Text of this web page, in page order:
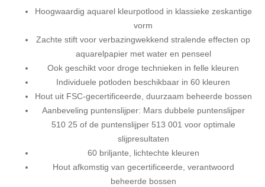
Hoogwaardig aquarel kleurpotlood in klassieke zeskantige
vorm
Zachte stift voor verbazingwekkend stralende effecten op
aquarelpapier met water en penseel
Ook geschikt voor droge technieken in felle kleuren
Individuele potloden beschikbaar in 60 kleuren
Hout uit FSC-gecertificeerde, duurzaam beheerde bossen
Aanbeveling puntenslijper: Mars dubbele puntenslijper
510 25 of de puntenslijper 513 001 voor optimale
slijpresultaten
60 briljante, lichtechte kleuren
Hout afkomstig van gecertificeerde, verantwoord
beheerde bossen